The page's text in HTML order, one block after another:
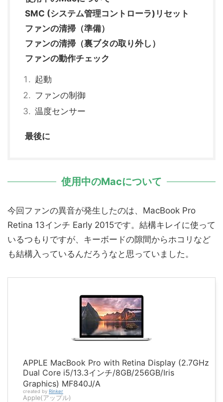
SMC (システム管理コントローラ)リセット
ファンの清掃（準備）
ファンの清掃（裏ブタの取り外し）
ファンの動作チェック
起動
ファンの制御
温度センサー
最後に
使用中のMacについて
今回ファンの異音が発生したのは、MacBook Pro
Retina 13インチ Early 2015です。結構キレイに使って
いるつもりですが、キーボードの隙間からホコリなど
も結構入っているんだろうなと思っていました。
APPLE MacBook Pro with Retina Display (2.7GHz
Dual Core i5/13.3インチ/8GB/256GB/Iris
Graphics) MF840J/A
created by Rinker
Apple(アップル)